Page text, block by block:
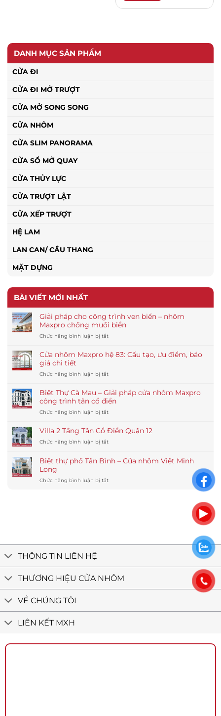
DANH MỤC SẢN PHẨM
CỬA ĐI
CỬA ĐI MỞ TRƯỢT
CỬA MỞ SONG SONG
CỬA NHÔM
CỬA SLIM PANORAMA
CỬA SỔ MỞ QUAY
CỬA THỦY LỰC
CỬA TRƯỢT LẬT
CỬA XẾP TRƯỢT
HỆ LAM
LAN CAN/ CẦU THANG
MẶT DỰNG
BÀI VIẾT MỚI NHẤT
Giải pháp cho công trình ven biển – nhôm
Maxpro chống muối biển
Chức năng bình luận bị tắtở
pháp
cho
trình
biển
–
Maxpro
muối
Cửa nhôm Maxpro hệ 83: Cấu tạo, ưu điểm, báo
giá chi tiết
Chức năng bình luận bị tắtở
nhôm
Maxpro
hệ
83:
tạo,
điểm,
giá
Biệt Thự Cà Mau – Giải pháp cửa nhôm Maxpro
công trình tân cổ điển
Chức năng bình luận bị tắtở
Thự
Cà
Mau
Giải
nhôm
Villa 2 Tầng Tân Cổ Điển Quận 12
Chức năng bình luận bị tắtở
Tầng
Cổ
Biệt thự phố Tân Bình – Cửa nhôm Việt Minh
Long
Chức năng bình luận bị tắtở
nhôm
Long
THÔNG TIN LIÊN HỆ
THƯƠNG HIỆU CỬA NHÔM
VỀ CHÚNG TÔI
LIÊN KẾT MXH